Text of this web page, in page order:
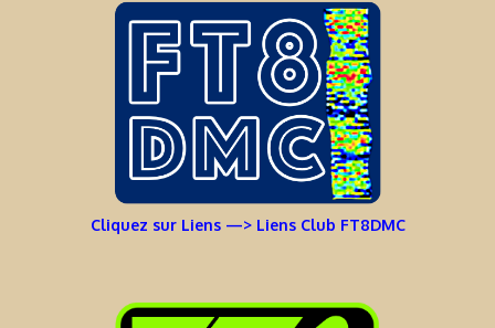
Cliquez sur Liens —> Liens Club FT8DMC